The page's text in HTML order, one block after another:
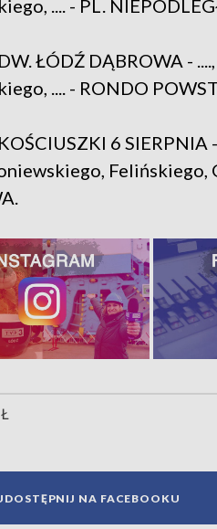
.... - PL.
ŁÓDŹ DĄBROWA -
.... - RONDO
6 SIERPNIA
NA FACEBOOKU